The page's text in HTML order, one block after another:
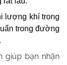
lượng khí trong
trong đường
giúp bạn nhận